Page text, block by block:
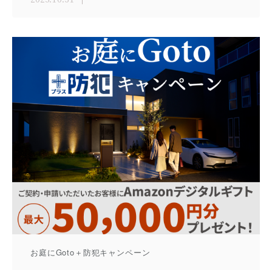
お庭にGoto＋防犯キャンペーン